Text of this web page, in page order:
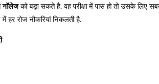
नॉलेजको बड़ा सकते है. वह परीक्षा में पास हो तो उसके लिए
हर रोज नौकरियां निकलती है.